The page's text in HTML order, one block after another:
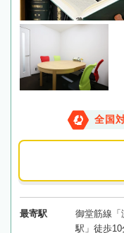
全国
最寄駅
御堂筋線「
駅」徒歩